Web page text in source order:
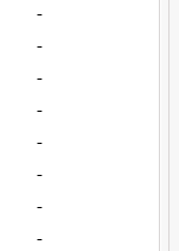
-
-
-
-
-
-
-
-